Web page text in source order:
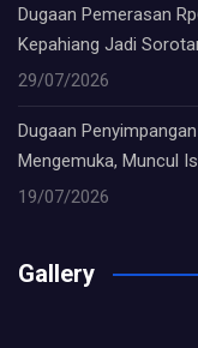
Dugaan Pemerasan
Kepahiang Jadi
29/07/2026
Dugaan
Mengemuka, Muncul
19/07/2026
Gallery